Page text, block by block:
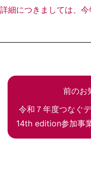
詳細につきましては、
前のお
令和７年度つなぐ
14th edition参加事